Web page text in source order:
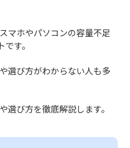
マホやパソコンの容量不足
す。
選び方がわからない人も多
選び方を徹底解説します。